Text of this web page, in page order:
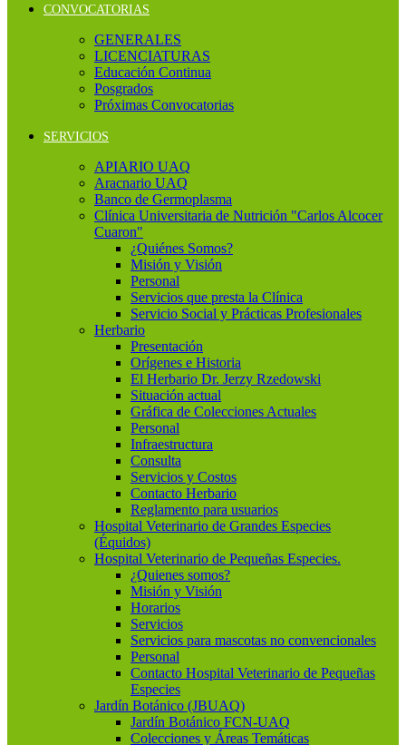
CONVOCATORIAS
GENERALES
LICENCIATURAS
Educación Continua
Posgrados
Próximas Convocatorias
SERVICIOS
APIARIO UAQ
Aracnario UAQ
Banco de Germoplasma
Clínica Universitaria de Nutrición "Carlos Alcocer
Cuaron"
¿Quiénes Somos?
Misión y Visión
Personal
Servicios que presta la Clínica
Servicio Social y Prácticas Profesionales
Herbario
Presentación
Orígenes e Historia
El Herbario Dr. Jerzy Rzedowski
Situación actual
Gráfica de Colecciones Actuales
Personal
Infraestructura
Consulta
Servicios y Costos
Contacto Herbario
Reglamento para usuarios
Hospital Veterinario de Grandes Especies
(Équidos)
Hospital Veterinario de Pequeñas Especies.
¿Quienes somos?
Misión y Visión
Horarios
Servicios
Servicios para mascotas no convencionales
Personal
Contacto Hospital Veterinario de Pequeñas
Especies
Jardín Botánico (JBUAQ)
Jardín Botánico FCN-UAQ
Colecciones y Áreas Temáticas